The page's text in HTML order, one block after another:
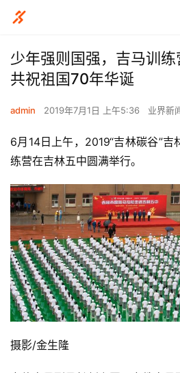
少年强则国强，吉马训练
共祝祖国70年华诞
admin 2019年7月1日 上午5:36 业界新
6月14日上午，2019“吉林碳谷”吉
练营在吉林五中圆满举行。
摄影/金生隆